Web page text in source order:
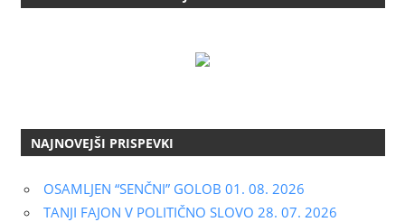
NAJNOVEJŠI PRISPEVKI
OSAMLJEN “SENČNI” GOLOB 01. 08. 2026
TANJI FAJON V POLITIČNO SLOVO 28. 07. 2026